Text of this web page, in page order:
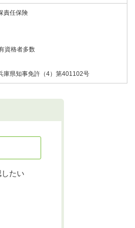
責任保険
資格者多数
県知事免許（4）第401102号
たい